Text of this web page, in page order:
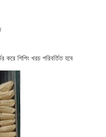
শিপিং খরচ পরিবর্তিত হবে